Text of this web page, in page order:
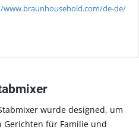
www.braunhousehold.com/de-de/
wurde designed, um
Gerichten für Familie und